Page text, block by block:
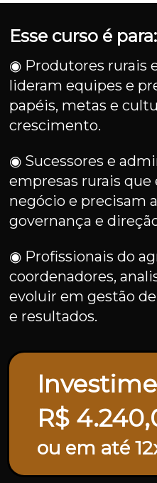
Esse curso é para:
◉ Produtores rurais
lideram equipes e
papéis, metas e
crescimento.
◉ Sucessores e
empresas rurais que
negócio e precisam
governança e
◉ Profissionais do
coordenadores,
evoluir em gestão
e resultados.
R$
ou em até